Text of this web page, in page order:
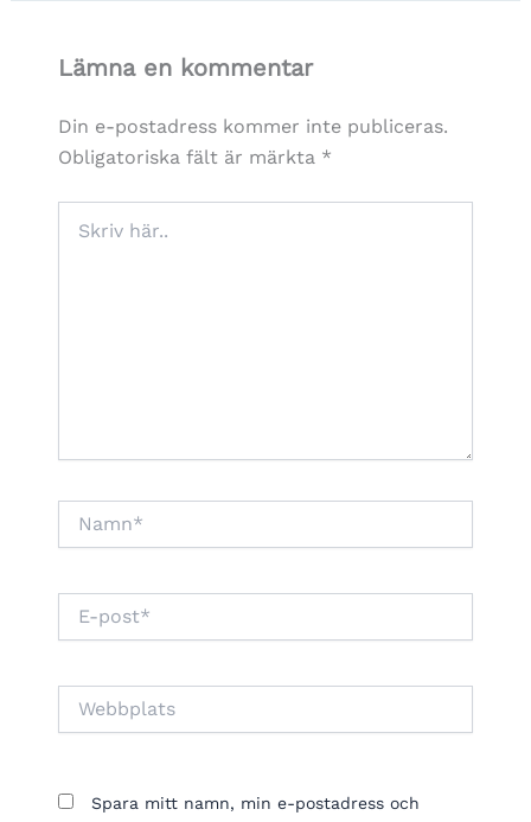
Lämna en kommentar
Din e-postadress kommer inte publiceras.
Obligatoriska fält är märkta *
här..
post*
Spara mitt namn, min e-postadress och